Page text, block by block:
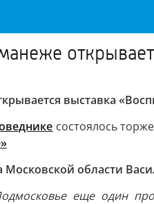
выставка
состоялось
области
еще один